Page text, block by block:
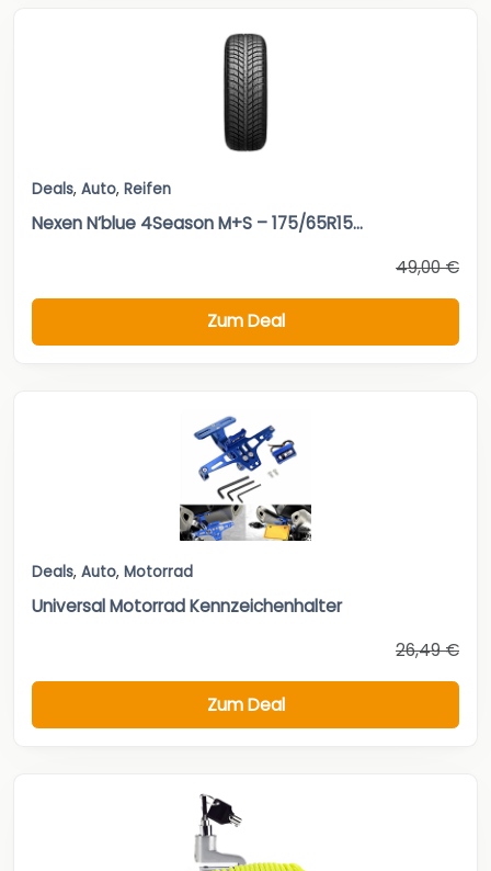
Deals, Auto, Reifen
Nexen N’blue 4Season M+S – 175/65R15...
49,00 €
Zum Deal
Deals, Auto, Motorrad
Universal Motorrad Kennzeichenhalter
26,49 €
Zum Deal